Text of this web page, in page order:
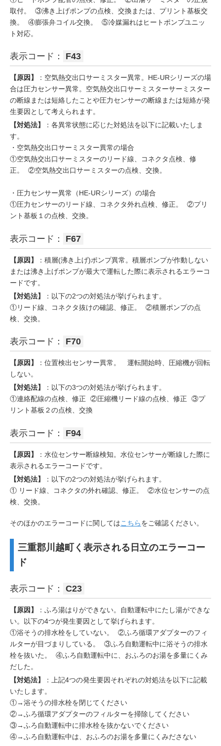
取付。 ③沸き上げポンプの点検、交換または、プリント基板交
換。 ④膨張弁コイル交換。 ⑤冷媒漏れはヒートポンプユニッ
ト対応。
表示コード： F43
【原因】
：空気熱交出口サーミスター異常。HE-URシリーズの場
合は圧力センサー異常。空気熱交出口サーミスターサーミスター
の断線または短絡したことや圧力センサーの断線または短絡が発
生要因として考えられます。
【対処法】
：各異常状態に応じた対処法を以下に記載いたしま
す。
・空気熱交出口サーミスター異常の場合
①空気熱交出口サーミスターのリード線、コネクタ点検、修
正。 ②空気熱交出口サーミスターの点検、交換。
・圧力センサー異常（HE-URシリーズ）の場合
①圧力センサーのリード線、コネクタ外れ点検、修正。 ②プリ
ント基板１の点検、交換。
表示コード： F67
【原因】
：積層(沸き上げ)ポンプ異常。積層ポンプが作動しない
または沸き上げポンプが最大で運転した際に表示されるエラーコ
ードです。
【対処法】
：以下の2つの対処法が挙げられます。
①リード線、コネクタ抜けの確認、修正。 ②積層ポンプの点
検、交換。
表示コード： F70
【原因】
：位置検出センサー異常。 運転開始時、圧縮機が回転
しない。
【対処法】
：以下の3つの対処法が挙げられます。
①連絡配線の点検、修正 ②圧縮機リード線の点検、修正 ③プ
リント基板２の点検、交換
表示コード： F94
【原因】
：水位センサー断線検知。水位センサーが断線した際に
表示されるエラーコードです。
【対処法】
：以下の2つの対処法が挙げられます。
① リード線、コネクタの外れ確認、修正。 ②水位センサーの点
検、交換。
そのほかのエラーコードに関してはこちらをご確認ください。
三重郡川越町く表示される日立のエラーコー
ド
表示コード： C23
【原因】
：ふろ湯はりができない。自動運転中にたし湯ができな
い。以下の4つが発生要因として挙げられます。
①浴そうの排水栓をしていない。 ②ふろ循環アダプターのフィ
ルターが目づまりしている。 ③ふろ自動運転中に浴そうの排水
栓を抜いた。 ④ふろ自動運転中に、おふろのお湯を多量にくみ
だした。
【対処法】
：上記4つの発生要因それぞれの対処法を以下に記載
いたします。
①→浴そうの排水栓を閉じてください
②→ふろ循環アダプターのフィルターを掃除してください
③→ふろ自動運転中に排水栓を抜かないでください
④→ふろ自動運転中は、おふろのお湯を多量にくみださない